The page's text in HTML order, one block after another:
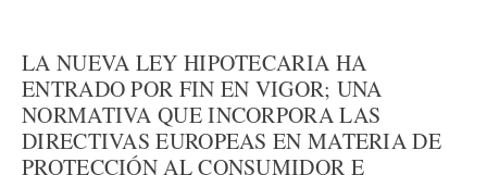
LA NUEVA LEY HIPOTECARIA HA
ENTRADO POR FIN EN VIGOR; UNA
NORMATIVA QUE INCORPORA LAS
DIRECTIVAS EUROPEAS EN MATERIA DE
PROTECCIÓN AL CONSUMIDOR E